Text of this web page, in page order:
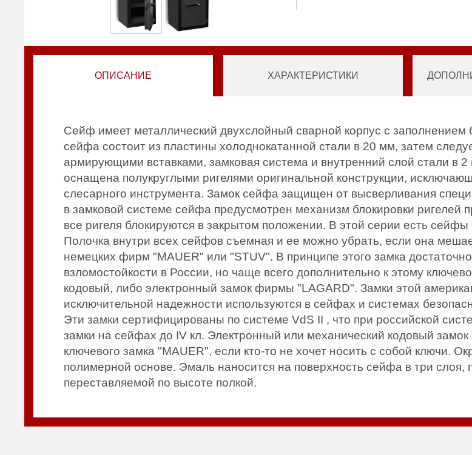
ОПИСАНИЕ ХАРАКТЕРИСТИКИ
Сейф имеет металлический двухслойный сварной корпус с
сейфа состоит из пластины холоднокатанной стали в 20 мм, затем
армирующими вставками, замковая система и внутренний слой стали в
оснащена полукруглыми ригелями оригинальной конструкции,
слесарного инструмента. Замок сейфа защищен от высверливания
в замковой системе сейфа предусмотрен механизм блокировки ригелей
все ригеля блокируются в закрытом положении. В этой серии есть
Полочка внутри всех сейфов съемная и ее можно убрать, если она
немецких фирм "MAUER" или "STUV". В принципе этого замка
взломостойкости в России, но чаще всего дополнительно к этому
кодовый, либо электронный замок фирмы "LAGARD". Замки этой
исключительной надежности используются в сейфах и системах
Эти замки сертифицированы по системе VdS II , что при российской
замки на сейфах до IV кл. Электронный или механический кодовый
ключевого замка "MAUER", если кто-то не хочет носить с собой ключи.
полимерной основе. Эмаль наносится на поверхность сейфа в три
переставляемой по высоте полкой.